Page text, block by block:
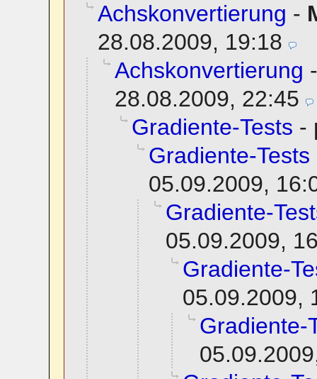
Achskonvertierung -
28.08.2009, 19:18
Achskonvertierung
28.08.2009, 22:45
Gradiente-Tests -
Gradiente-Tests
05.09.2009,
Gradiente-
05.09.2009,
Gradiente-
05.09.2009,
Gradiente-